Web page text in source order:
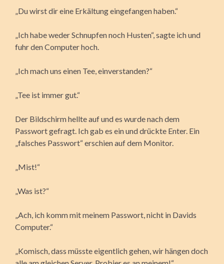
„Du wirst dir eine Erkältung eingefangen haben.“
„Ich habe weder Schnupfen noch Husten“, sagte ich und
fuhr den Computer hoch.
„Ich mach uns einen Tee, einverstanden?“
„Tee ist immer gut.“
Der Bildschirm hellte auf und es wurde nach dem
Passwort gefragt. Ich gab es ein und drückte Enter. Ein
„falsches Passwort“ erschien auf dem Monitor.
„Mist!“
„Was ist?“
„Ach, ich komm mit meinem Passwort, nicht in Davids
Computer.“
„Komisch, dass müsste eigentlich gehen, wir hängen doch